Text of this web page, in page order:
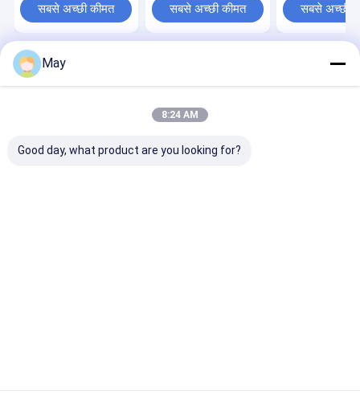
सबसे अच्छी कीमत सबसे अच्छी कीमत सबसे अच्छी
साइटमैप
Privacy Policy
चीन का कारखाना.Copyright © 2026 Shenzhen
Merrytek Technology Co., Ltd.. All Rights Reserved.
May
8:24 AM
Good day, what product are you looking for?